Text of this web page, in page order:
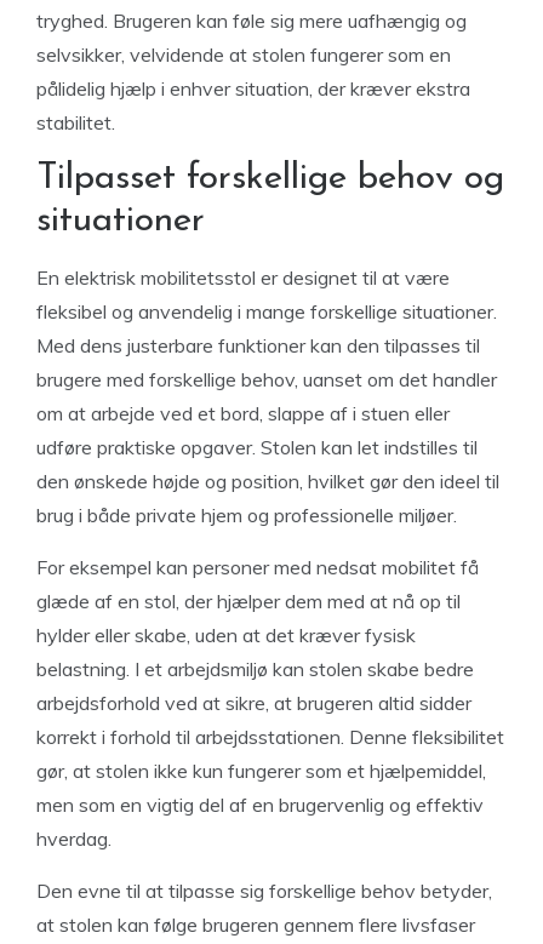
tryghed. Brugeren kan føle sig mere uafhængig og
selvsikker, velvidende at stolen fungerer som en
pålidelig hjælp i enhver situation, der kræver ekstra
stabilitet.
Tilpasset forskellige behov og
situationer
En elektrisk mobilitetsstol er designet til at være
fleksibel og anvendelig i mange forskellige situationer.
Med dens justerbare funktioner kan den tilpasses til
brugere med forskellige behov, uanset om det handler
om at arbejde ved et bord, slappe af i stuen eller
udføre praktiske opgaver. Stolen kan let indstilles til
den ønskede højde og position, hvilket gør den ideel til
brug i både private hjem og professionelle miljøer.
For eksempel kan personer med nedsat mobilitet få
glæde af en stol, der hjælper dem med at nå op til
hylder eller skabe, uden at det kræver fysisk
belastning. I et arbejdsmiljø kan stolen skabe bedre
arbejdsforhold ved at sikre, at brugeren altid sidder
korrekt i forhold til arbejdsstationen. Denne fleksibilitet
gør, at stolen ikke kun fungerer som et hjælpemiddel,
men som en vigtig del af en brugervenlig og effektiv
hverdag.
Den evne til at tilpasse sig forskellige behov betyder,
at stolen kan følge brugeren gennem flere livsfaser